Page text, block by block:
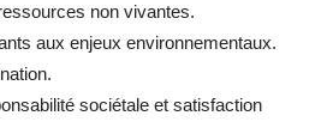
non vivantes.
aux enjeux environnementaux.
sociétale et satisfaction